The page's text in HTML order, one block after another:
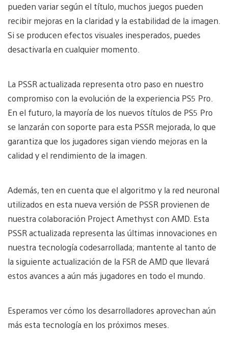
pueden variar según el título, muchos juegos pueden
recibir mejoras en la claridad y la estabilidad de la imagen.
Si se producen efectos visuales inesperados, puedes
desactivarla en cualquier momento.
La PSSR actualizada representa otro paso en nuestro
compromiso con la evolución de la experiencia PS5 Pro.
En el futuro, la mayoría de los nuevos títulos de PS5 Pro
se lanzarán con soporte para esta PSSR mejorada, lo que
garantiza que los jugadores sigan viendo mejoras en la
calidad y el rendimiento de la imagen.
Además, ten en cuenta que el algoritmo y la red neuronal
utilizados en esta nueva versión de PSSR provienen de
nuestra colaboración Project Amethyst con AMD. Esta
PSSR actualizada representa las últimas innovaciones en
nuestra tecnología codesarrollada; mantente al tanto de
la siguiente actualización de la FSR de AMD que llevará
estos avances a aún más jugadores en todo el mundo.
Esperamos ver cómo los desarrolladores aprovechan aún
más esta tecnología en los próximos meses.